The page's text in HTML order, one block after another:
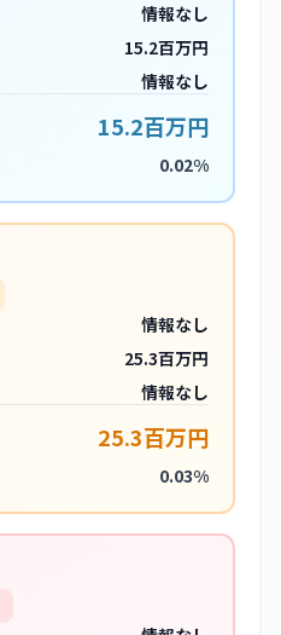
情報なし
15.2百万円
情報なし
15.2百万円
0.02%
情報なし
25.3百万円
情報なし
25.3百万円
0.03%